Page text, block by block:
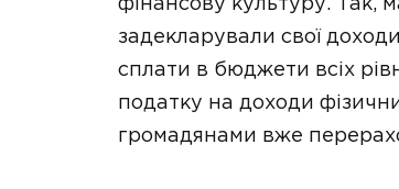
фінансову культуру. Так,
задекларували свої
сплати в бюджети всіх
податку на доходи
громадянами вже